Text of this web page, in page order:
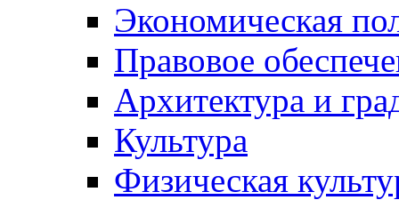
Экономическая
Правовое
Архитектура и
Культура
Физическая